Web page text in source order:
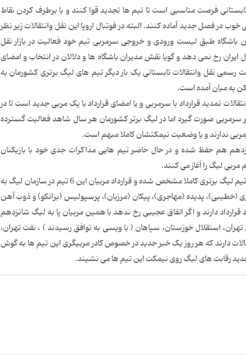
تابستانی فرصت مناسبی است تا تیم ها تجدید قوا کنند و با برطرف کردن نقاط
فصل جدید آماده کنند. البته در فوتبال اروپا این نقل وانتقالات زیر نظر
طبق لیست ورودی و خروجی سرمربی تیم خود فعالیت در بازار نقل
ایران رخ نمی دهد و گویا نقش مدیران باشگاه ها و دلالان در انتخاب و امضای
رسمی نقل وانتقالات تابستانی یک بار دیگر تیم های لیگ برتری کشورمان به
به میان آمده است.
تمدید قرارداد با سرمربی و یا امضای قرارداد با یک مربی جدید است تا در
نظر سرمربی صورت گیرد اما در لیگ برتر کشورمان هر سال شاهد فعالیت گسترده
ندارند و یا وضعیت نیمکتشان کاملا مبهم است.
هم حفظ شده و در حال حاضر تیم هایی مذاکرات جدی خود با بازیکنان
مربی لیگ را آغاز می کنند.
جالب است بدانید تا امروز فقط وضعیت نیمکت 6 تیم لیگ برتری کاملا مشخص شده و قرارداد مربیان این 6 تیم در سازمان لیگ به
پدیده (مهاجری)، پیکان (مرزبان)، پرسپولیس (برانکو) و ذوب آهن
دارند و اگر اتفاق عجیبی رخ ندهد با همین مربیان پا به لیگ شانزدهم
استقلال خوزستان، سپاهان ( با ویسی به توافق رسیدند ) ، نفت تهران،
دارند که هر روز یک خبر جدید در خصوص کادر مربیگری این تیم ها به گوش
رقابت های لیگ روی نیمکت این تیم ها می نشیند.